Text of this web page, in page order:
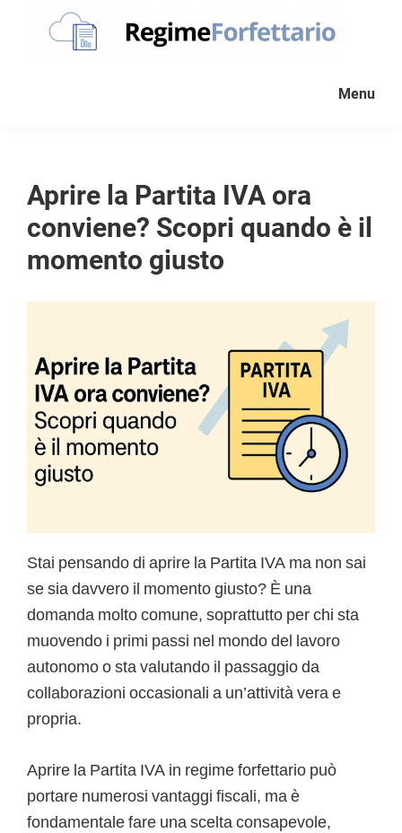
partita
Iva
forfettaria
Menu
Aprire la Partita IVA ora
conviene? Scopri quando è il
momento giusto
Stai pensando di aprire la Partita IVA ma non sai
se sia davvero il momento giusto? È una
domanda molto comune, soprattutto per chi sta
muovendo i primi passi nel mondo del lavoro
autonomo o sta valutando il passaggio da
collaborazioni occasionali a un’attività vera e
propria.
Aprire la Partita IVA in regime forfettario può
portare numerosi vantaggi fiscali, ma è
fondamentale fare una scelta consapevole,